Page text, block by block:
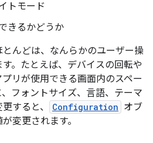
トモード
きるかどうか
んどは、なんらかのユーザー操
。たとえば、デバイスの回転や
リが使用できる画面内のスペー
フォントサイズ、言語、テーマ
すると、
Configuration オブ
変更されます。